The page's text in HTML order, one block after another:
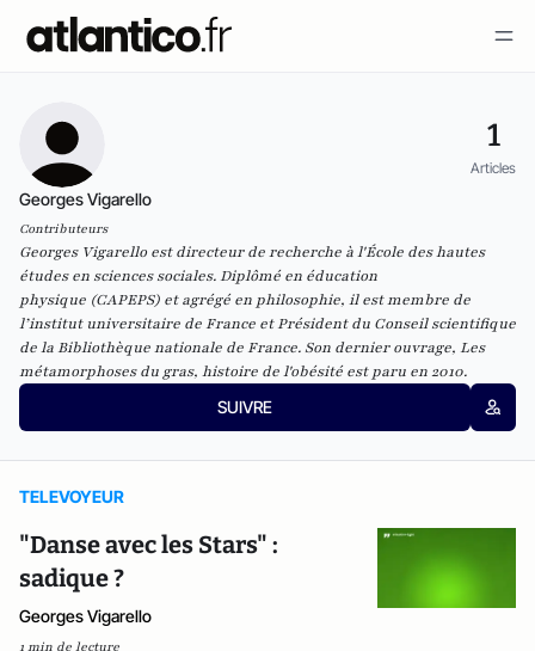
1
Articles
Georges Vigarello
Contributeurs
Georges Vigarello est directeur de recherche à l'École des hautes
études en sciences sociales. Diplômé en éducation
physique (CAPEPS) et agrégé en philosophie, il est membre de
l’institut universitaire de France et Président du Conseil scientifique
de la Bibliothèque nationale de France. Son dernier ouvrage, Les
métamorphoses du gras, histoire de l'obésitéest paru en 2010.
SUIVRE
TELEVOYEUR
"Danse avec les Stars" :
sadique ?
Georges Vigarello
1 min de lecture